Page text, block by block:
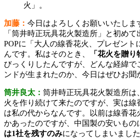
火」。
加藤： 今日はよろしくお願いいたしま
「筒井時正玩具花火製造所」と初めて
POPに「大人の線香花火、プレゼント
んです。私はそのとき、
「花火を贈り
びっくりしたんですが、どんな経緯で
ンドが生まれたのか、今日はぜひお聞
筒井良太： 筒井時正玩具花火製造所は
火を作り続けて来たのですが、実は線
は私の代からなんです。以前は線香花
かあったのですが、中国製の安いもの
は1社を残すのみになってしまいまし